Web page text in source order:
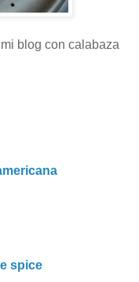
blog con calabaza
spice